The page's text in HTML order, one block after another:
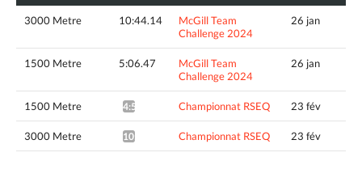
3000 Metre 10:44.14
McGill Team
Challenge 2024
26 jan
1500 Metre 5:06.47
McGill Team
Challenge 2024
26 jan
1500 Metre 4:53.96* Championnat RSEQ 23 fév
3000 Metre 10:30.59* Championnat RSEQ 23 fév